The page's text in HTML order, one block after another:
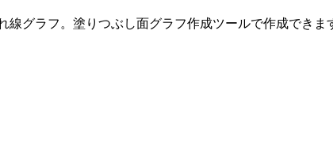
グラフ。塗りつぶし面グラフ作成ツールで作成できま